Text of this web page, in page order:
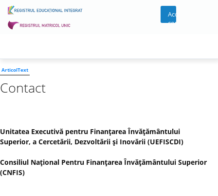
Acces
cont
ArticolText
Contact
Unitatea Executivă pentru Finanţarea Învăţământului
Superior, a Cercetării, Dezvoltării şi Inovării (UEFISCDI)
Consiliul Naţional Pentru Finanţarea Învăţământului Superior
(CNFIS)